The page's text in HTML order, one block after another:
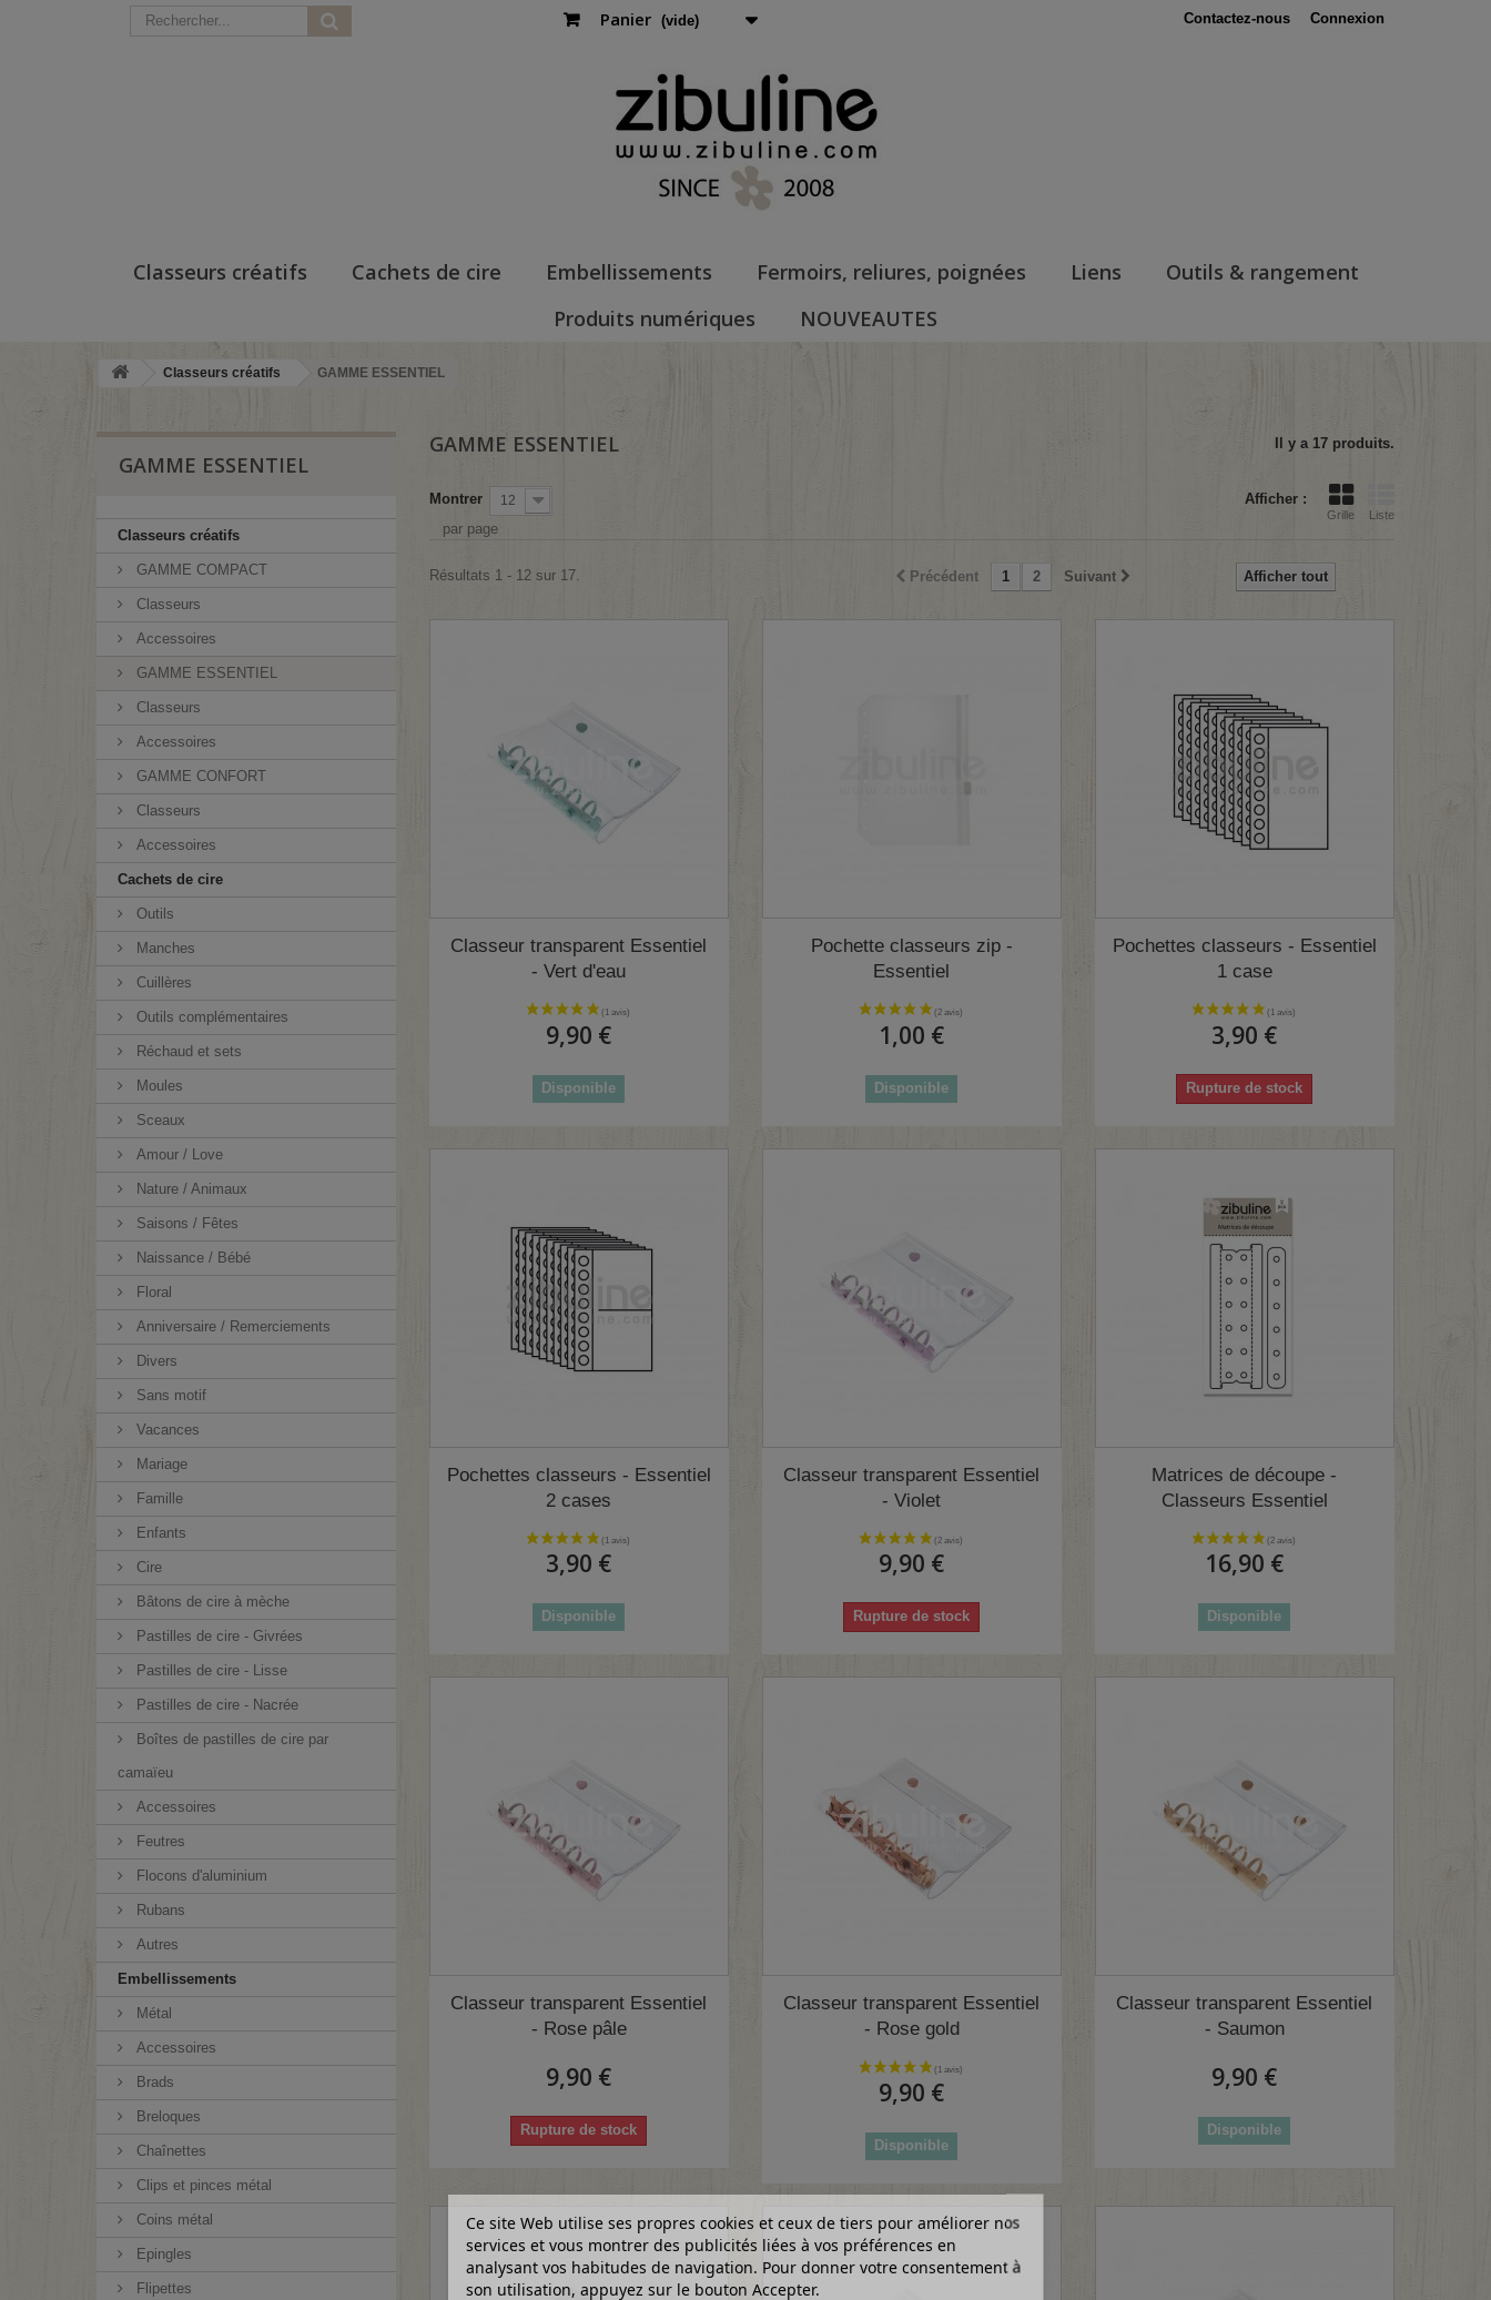
Connexion
Contactez-nous
Panier (vide)
Classeurs créatifs Cachets de cire Embellissements Fermoirs, reliures, poignées Liens
Outils & rangement
Produits numériques
NOUVEAUTES
Classeurs créatifs GAMME ESSENTIEL
GAMME ESSENTIEL
Classeurs créatifs
GAMME COMPACT
Classeurs
Accessoires
GAMME ESSENTIEL
Classeurs
Accessoires
GAMME CONFORT
Classeurs
Accessoires
Cachets de cire
Outils
Manches
Cuillères
Outils complémentaires
Réchaud et sets
Moules
Sceaux
Amour / Love
Nature / Animaux
Saisons / Fêtes
Naissance / Bébé
Floral
Anniversaire / Remerciements
Divers
Sans motif
Vacances
Mariage
Famille
Enfants
Cire
Bâtons de cire à mèche
Pastilles de cire - Givrées
Pastilles de cire - Lisse
Pastilles de cire - Nacrée
Boîtes de pastilles de cire par
camaïeu
Accessoires
Feutres
Flocons d'aluminium
Rubans
Autres
Embellissements
Métal
Accessoires
Brads
Breloques
Chaînettes
Clips et pinces métal
Coins métal
Epingles
Flipettes
GAMME ESSENTIEL Il y a 17 produits.
Afficher :
Grille Liste
Montrer 12
par page
Afficher tout
Précédent 1 2 Suivant
Résultats 1 - 12 sur 17.
Classeur transparent Essentiel
- Vert d'eau
9,90 €
Disponible
Pochette classeurs zip -
Essentiel
1,00 €
Disponible
Pochettes classeurs - Essentiel
1 case
3,90 €
Rupture de stock
Pochettes classeurs - Essentiel
2 cases
3,90 €
Disponible
Classeur transparent Essentiel
- Violet
9,90 €
Rupture de stock
Matrices de découpe -
Classeurs Essentiel
16,90 €
Disponible
Classeur transparent Essentiel
- Rose pâle
9,90 €
Rupture de stock
Classeur transparent Essentiel
- Rose gold
9,90 €
Disponible
Classeur transparent Essentiel
- Saumon
9,90 €
Disponible
Ce site Web utilise ses propres cookies et ceux de tiers pour améliorer nos
services et vous montrer des publicités liées à vos préférences en
analysant vos habitudes de navigation. Pour donner votre consentement à
son utilisation, appuyez sur le bouton Accepter.